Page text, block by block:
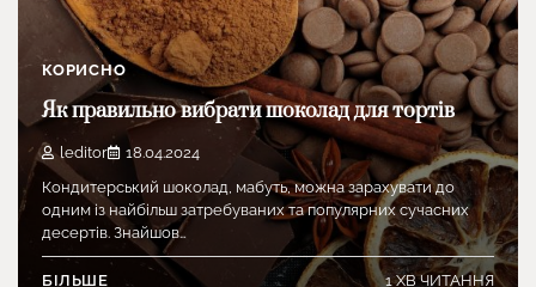
КОРИСНО
Як правильно вибрати шоколад для тортів
leditor
18.04.2024
Кондитерський шоколад, мабуть, можна зарахувати до
одним із найбільш затребуваних та популярних сучасних
десертів. Знайшов…
БІЛЬШЕ 1 ХВ ЧИТАННЯ